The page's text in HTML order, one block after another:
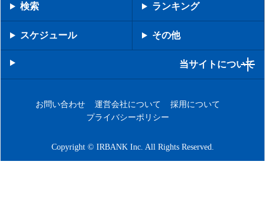
検索 ランキング
スケジュール その他
当サイトについて
お問い合わせ 運営会社について
採用について
プライバシーポリシー
Copyright © IRBANK Inc. All Rights Reserved.